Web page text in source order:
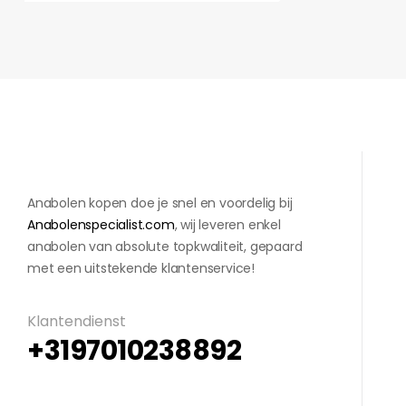
Anabolen kopen doe je snel en voordelig bij
Anabolenspecialist.com, wij leveren enkel
anabolen van absolute topkwaliteit, gepaard
met een uitstekende klantenservice!
Klantendienst
+3197010238892